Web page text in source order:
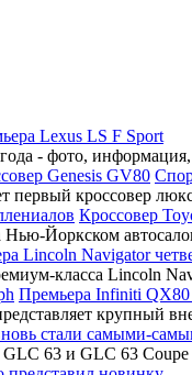
Lexus LS F Sport
- фото, информация,
первый кроссовер
Кроссовер
Йоркском
класса Lincoln
Премьера Infiniti QX80
крупный
63 и GLC 63 Coupe